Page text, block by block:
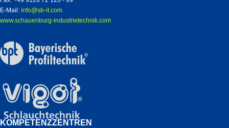
E-Mail: info@sb-it.com
www.schauenburg-industrietechnik.com
KOMPETENZZENTREN